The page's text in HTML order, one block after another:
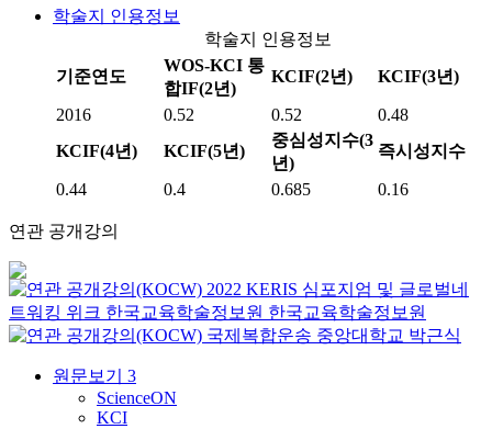
학술지 인용정보
학술지 인용정보
기준연도
WOS-KCI 통
합IF(2년)
KCIF(2년) KCIF(3년)
2016 0.52 0.52
0.48
KCIF(4년)
KCIF(5년)
중심성지수(3
년)
즉시성지수
0.44 0.4 0.685 0.16
연관 공개강의
2022 KERIS 심포지엄 및 글로벌네
트워킹 위크 한국교육학술정보원 한국교육학술정보원
국제복합운송 중앙대학교 박근식
원문보기 3
ScienceON
KCI